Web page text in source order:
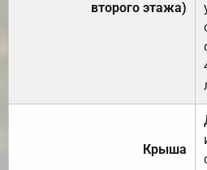
второго этажа)
Крыша